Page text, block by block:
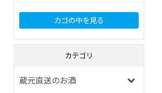
カゴの中を見る
カテゴリ
蔵元直送のお酒